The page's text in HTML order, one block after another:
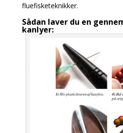
fluefisketeknikker.
Sådan laver du en
kanlyer: